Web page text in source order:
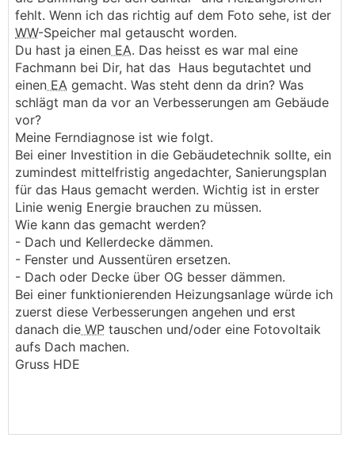
fehlt. Wenn ich das richtig auf dem Foto sehe, ist der
WW-Speicher mal getauscht worden.
Du hast ja einen EA. Das heisst es war mal eine
Fachmann bei Dir, hat das Haus begutachtet und
einen EA gemacht. Was steht denn da drin? Was
schlägt man da vor an Verbesserungen am Gebäude
vor?
Meine Ferndiagnose ist wie folgt.
Bei einer Investition in die Gebäudetechnik sollte, ein
zumindest mittelfristig angedachter, Sanierungsplan
für das Haus gemacht werden. Wichtig ist in erster
Linie wenig Energie brauchen zu müssen.
Wie kann das gemacht werden?
- Dach und Kellerdecke dämmen.
- Fenster und Aussentüren ersetzen.
- Dach oder Decke über OG besser dämmen.
Bei einer funktionierenden Heizungsanlage würde ich
zuerst diese Verbesserungen angehen und erst
danach die WP tauschen und/oder eine Fotovoltaik
aufs Dach machen.
Gruss HDE